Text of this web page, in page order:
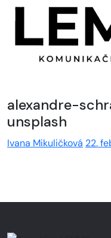
Ivana Mikuličková 22.
alexandre-
unsplash